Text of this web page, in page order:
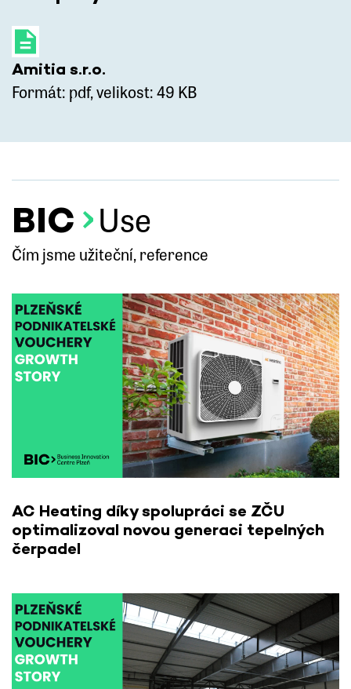
Amitia s.r.o.
Formát: pdf, velikost: 49 KB
BIC Use
Čím jsme užiteční, reference
AC Heating díky spolupráci se ZČU
optimalizoval novou generaci tepelných
čerpadel